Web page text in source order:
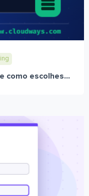
como escolhes...